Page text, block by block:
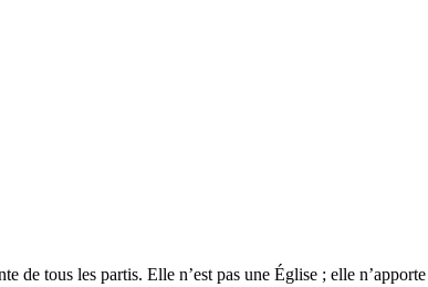
de tous les partis. Elle n’est pas une Église ; elle